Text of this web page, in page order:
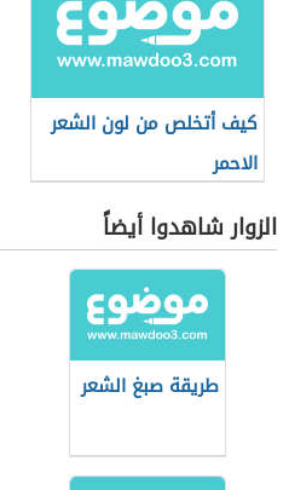
كيف أتخلص من لون الشعر
الاحمر
الزوار شاهدوا أيضاً
طريقة صبغ الشعر